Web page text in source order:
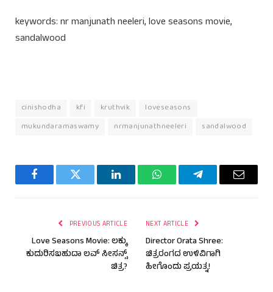
keywords: nr manjunath neeleri, love seasons movie,
sandalwood
cinishodha kfi kruthvik
loveseasons
mukundaramaswamy
nrmanjunathneeleri sandalwood
FacebookTwitter LinkedInWhatsAppTelegramEmail
PREVIOUS ARTICLE
Love Seasons Movie: ಲಕ್ಕು
ಕುದುರಿಸಬಹುದಾ ಲವ್ ಸೀಸನ್ಸ್
ಚಿತ್ರ?
NEXT ARTICLE
Director Orata Shree:
ಚಿತ್ರರಂಗದ ಉಳಿವಿಗಾಗಿ
ಹೀಗೊಂದು ಪ್ರಯತ್ನ!